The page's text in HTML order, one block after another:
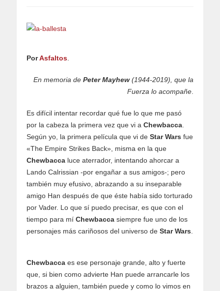
PorAsfaltos
En memoria de Peter Mayhew(1944-2019), que la
Fuerza lo acompañe
Es difícil intentar recordar qué fue lo que me pasó
por la cabeza la primera vez que vi a Chewbacca
Según yo, la primera película que vi de Star Wars fue
«The Empire Strikes Back», misma en la que
Chewbacca luce aterrador, intentando ahorcar a
Lando Calrissian -por engañar a sus amigos-; pero
también muy efusivo, abrazando a su inseparable
amigo Han después de que éste había sido torturado
por Vader. Lo que sí puedo precisar, es que con el
tiempo para mí Chewbacca siempre fue uno de los
personajes más cariñosos del universo de Star Wars
Chewbacca es ese personaje grande, alto y fuerte
que, si bien como advierte Han puede arrancarle los
brazos a alguien, también puede y como lo vimos en